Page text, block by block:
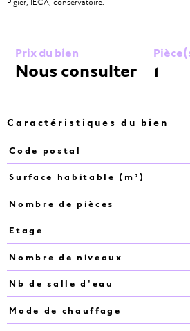
Pigier, IECA, conservatoire.
Prix du bien
Nous consulter 1
Caractéristiques du bien
Caractéristiques Valeurs
Code postal
Surface habitable (m²)
Nombre de pièces
Etage
Nombre de niveaux
Nb de salle d'eau
Mode de chauffage